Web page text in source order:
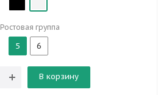
Ростовая группа
5 6
В корзину